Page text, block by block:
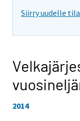
Siirry uudelle
2014